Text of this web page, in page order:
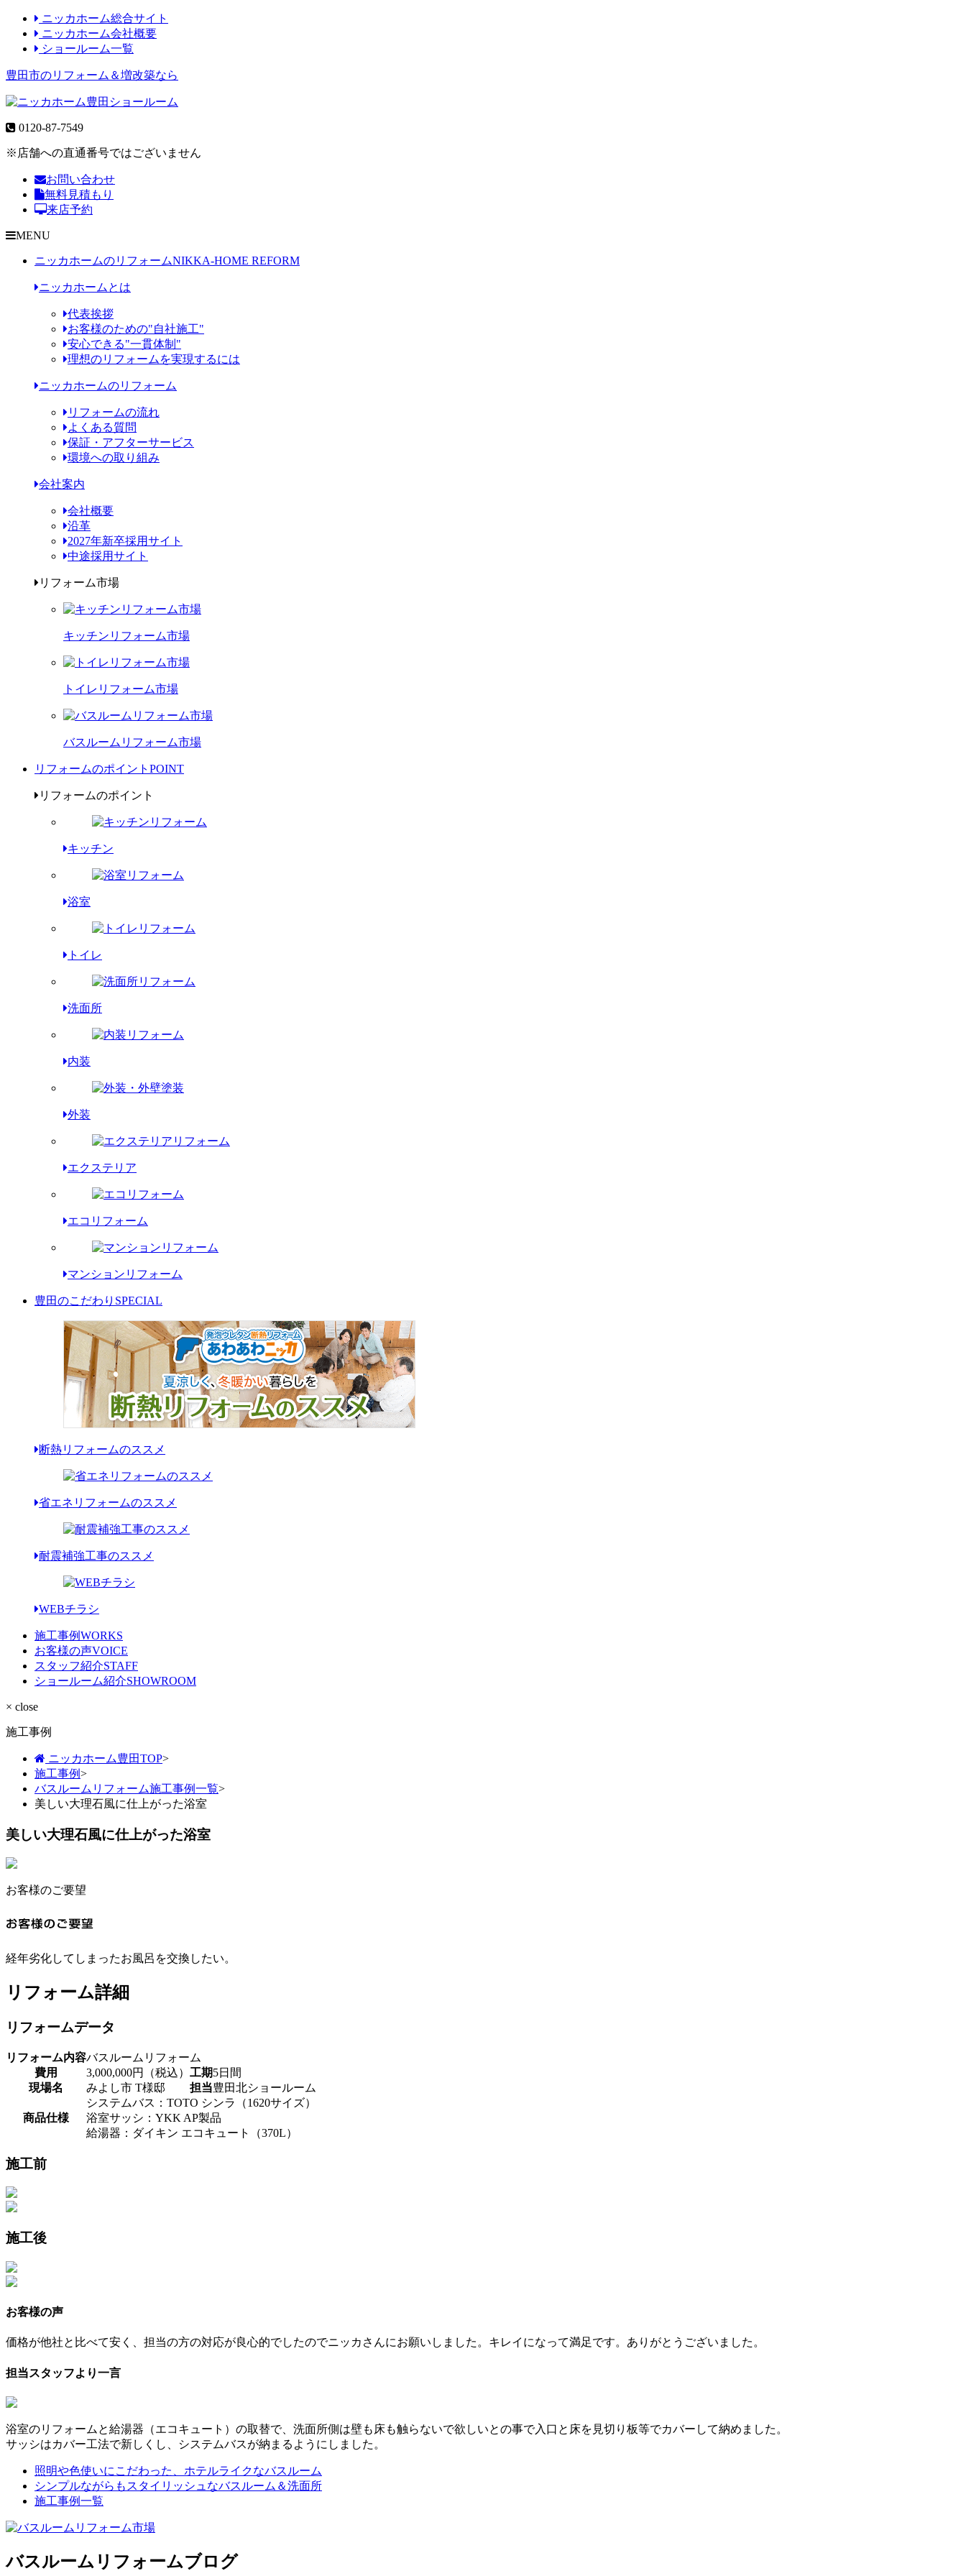
ニッカホーム総合サイト
ニッカホーム会社概要
ショールーム一覧
豊田市のリフォーム＆増改築なら
0120-87-7549
※店舗への直通番号ではございません
お問い合わせ
無料見積もり
来店予約
MENU
ニッカホームのリフォームNIKKA-HOME REFORM
ニッカホームとは
代表挨拶
お客様のための"自社施工"
安心できる"一貫体制"
理想のリフォームを実現するには
ニッカホームのリフォーム
リフォームの流れ
よくある質問
保証・アフターサービス
環境への取り組み
会社案内
会社概要
沿革
2027年新卒採用サイト
中途採用サイト
リフォーム市場
キッチンリフォーム市場
トイレリフォーム市場
バスルームリフォーム市場
リフォームのポイント POINT
リフォームのポイント
キッチン
浴室
トイレ
洗面所
内装
外装
エクステリア
エコリフォーム
マンションリフォーム
豊田のこだわり SPECIAL
断熱リフォームのススメ
省エネリフォームのススメ
耐震補強工事のススメ
WEBチラシ
施工事例WORKS
お客様の声VOICE
スタッフ紹介STAFF
ショールーム紹介SHOWROOM
× close
施工事例
ニッカホーム豊田TOP>
施工事例>
バスルームリフォーム施工事例一覧>
美しい大理石風に仕上がった浴室
美しい大理石風に仕上がった浴室
お客様のご要望
経年劣化してしまったお風呂を交換したい。
リフォーム詳細
リフォームデータ
リフォーム内容バスルームリフォーム
費用
3,000,000円（税込） 工期5日間
現場名
みよし市 T様邸 担当豊田北ショールーム
商品仕様
システムバス：TOTO シンラ（1620サイズ）
浴室サッシ：YKK AP製品
給湯器：ダイキン エコキュート（370L）
施工前
施工後
お客様の声
価格が他社と比べて安く、担当の方の対応が良心的でしたのでニッカさんにお願いしました。キレイになって満足です。ありがとうございました。
担当スタッフより一言
浴室のリフォームと給湯器（エコキュート）の取替で、洗面所側は壁も床も触らないで欲しいとの事で入口と床を見切り板等でカバーして納めました。
サッシはカバー工法で新しくし、システムバスが納まるようにしました。
照明や色使いにこだわった、ホテルライクなバスルーム
シンプルながらもスタイリッシュなバスルーム＆洗面所
施工事例一覧
バスルームリフォームブログ